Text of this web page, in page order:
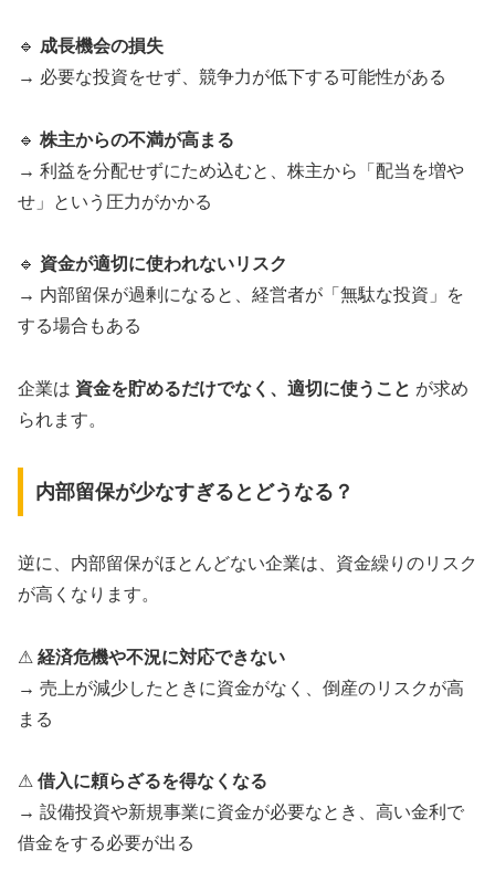
🔹 成長機会の損失
→ 必要な投資をせず、競争力が低下する可能性がある
🔹 株主からの不満が高まる
→ 利益を分配せずにため込むと、株主から「配当を増や
せ」という圧力がかかる
🔹 資金が適切に使われないリスク
→ 内部留保が過剰になると、経営者が「無駄な投資」を
する場合もある
企業は 資金を貯めるだけでなく、適切に使うこと が求め
られます。
内部留保が少なすぎるとどうなる？
逆に、内部留保がほとんどない企業は、資金繰りのリスク
が高くなります。
⚠ 経済危機や不況に対応できない
→ 売上が減少したときに資金がなく、倒産のリスクが高
まる
⚠ 借入に頼らざるを得なくなる
→ 設備投資や新規事業に資金が必要なとき、高い金利で
借金をする必要が出る